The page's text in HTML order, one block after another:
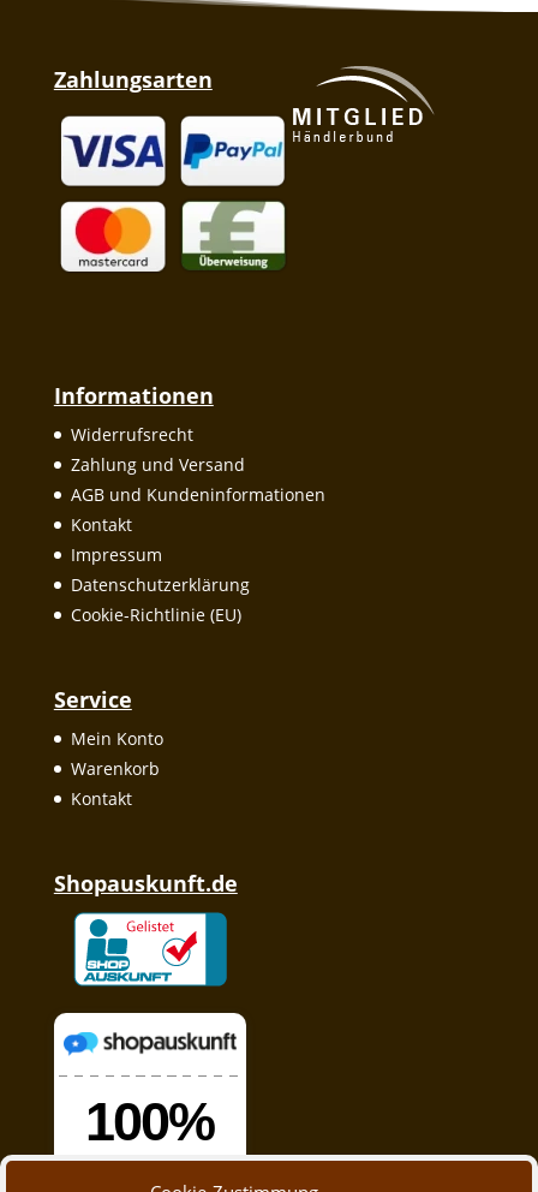
Zahlungsarten
Informationen
Widerrufsrecht
Zahlung und Versand
AGB und Kundeninformationen
Kontakt
Impressum
Datenschutzerklärung
Cookie-Richtlinie (EU)
Service
Mein Konto
Warenkorb
Kontakt
Shopauskunft.de